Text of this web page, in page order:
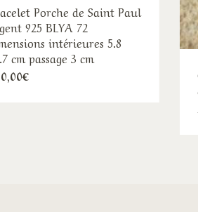
Porche de Saint Paul
925 BLYA 72
intérieures 5.8
cm passage 3 cm
€